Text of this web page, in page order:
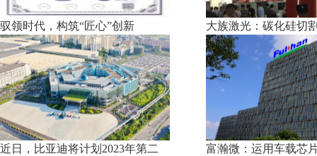
驭领时代，构筑“匠心”创新 大族激光：碳化硅切
近日，比亚迪将计划2023年第二 富瀚微：运用车载芯